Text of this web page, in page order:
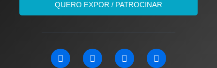
QUERO EXPOR / PATROCINAR
L
i
F
a
I
n
Y
o